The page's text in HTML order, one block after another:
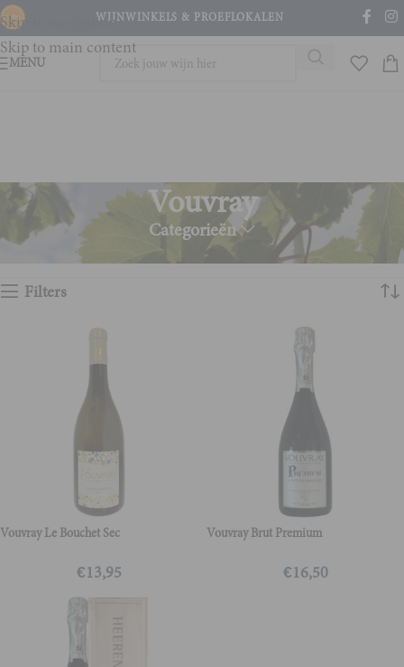
Skip to navigation
Skip to main content
WIJNWINKELS & PROEFLOKALEN
MENU
Vouvray
Categorieën
Home Product Wijnstreek Vouvray Toont alle 3 resultaten
Filters
Vouvray Le Bouchet Sec
€13,95
Vouvray Brut Premium
€16,50